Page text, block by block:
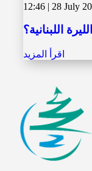
12:46 | 28 July
اللبنانية؟
اقرأ المزيد